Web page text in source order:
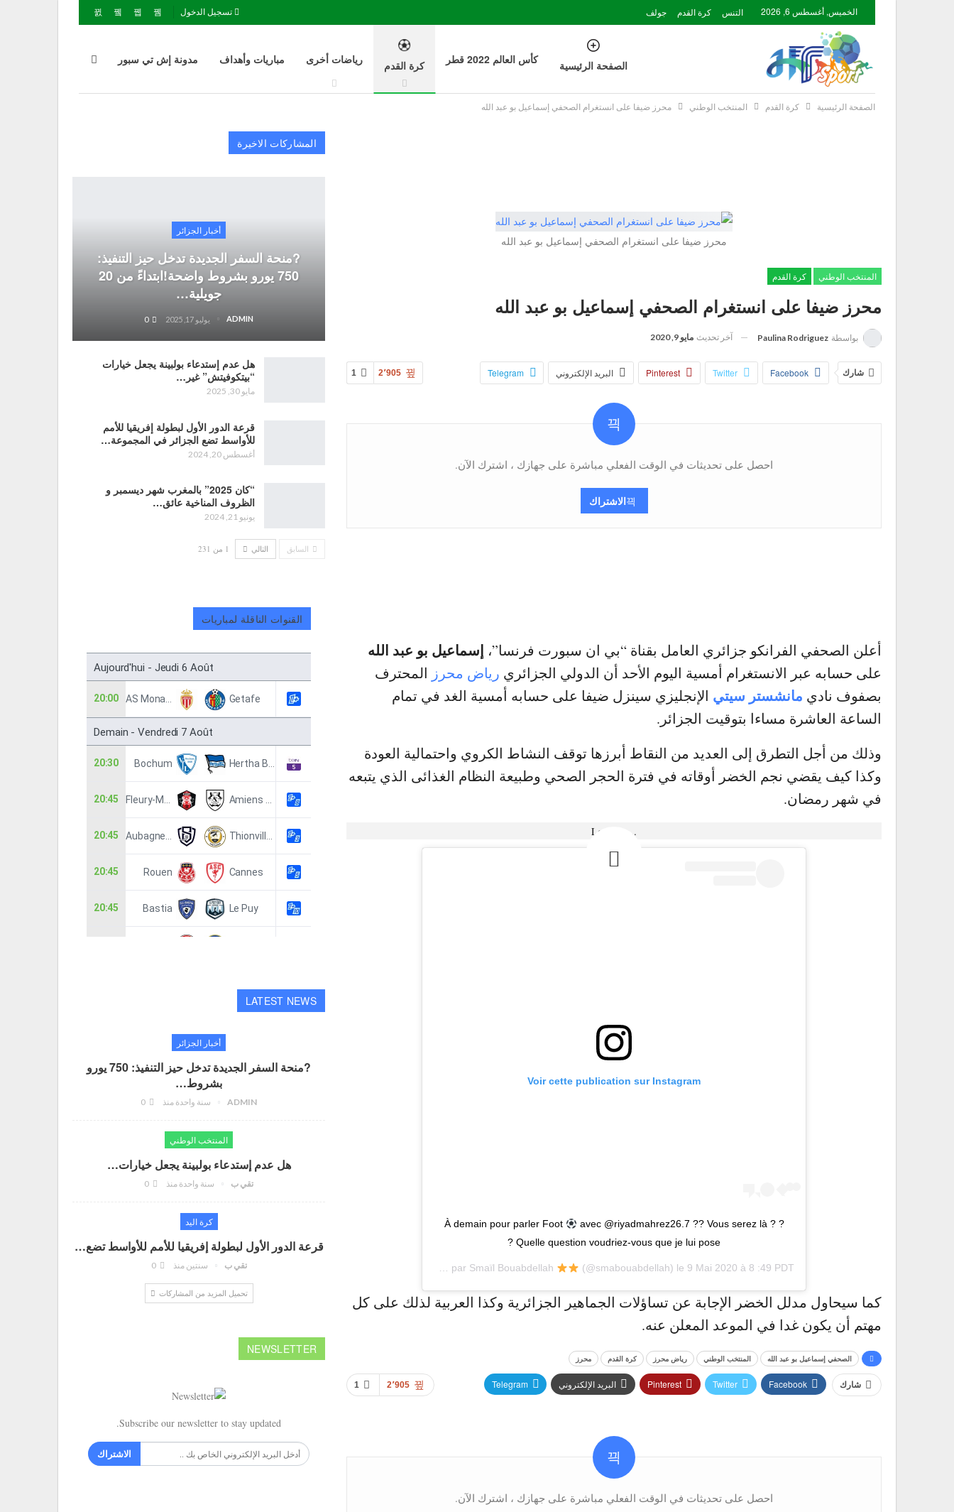
تسجيل الدخول الخميس, أغسطس 6, 2026 التنس كرة القدم جولف
الصفحة الرئيسية كأس العالم 2022 قطر كرة القدم رياضات أخرى مباريات وأهداف مدونة إش تي سبور
الصفحة الرئيسية كرة القدم المنتخب الوطني محرز ضيفا على انستغرام الصحفي إسماعيل بو عبد الله
محرز ضيفا على انستغرام الصحفي إسماعيل بو عبد الله
المنتخب الوطني كرة القدم
محرز ضيفا على انستغرام الصحفي إسماعيل بو عبد الله
بواسطة Paulina Rodriguez آخر تحديث مايو 9, 2020
1 2٬905 شارك Facebook
Twitter
Pinterest البريد الإلكتروني Telegram
احصل على تحديثات في الوقت الفعلي مباشرة على جهازك ، اشترك الآن.
الاشتراك
أعلن الصحفي الفرانكو جزائري العامل بقناة “بي ان سبورت فرنسا”، إسماعيل بو عبد الله
على حسابه عبر الانستغرام أمسية اليوم الأحد أن الدولي الجزائري رياض محرز المحترف
بصفوف نادي مانشستر سيتي الإنجليزي سينزل ضيفا على حسابه أمسية الغد في تمام
الساعة العاشرة مساءا بتوقيت الجزائر.
وذلك من أجل التطرق إلى العديد من النقاط أبرزها توقف النشاط الكروي واحتمالية العودة
وكذا كيف يقضي نجم الخضر أوقاته في فترة الحجر الصحي وطبيعة النظام الغذائى الذي يتبعه
في شهر رمضان.
Loading...
Voir cette publication sur Instagram
? À demain pour parler Foot
avec @riyadmahrez26.7 ?? Vous serez là ?
Quelle question voudriez-vous que je lui pose ?
Une publication partagée par Smaïl Bouabdellah (@smabouabdellah) le 9 Mai 2020 à 8 :49 PDT
كما سيحاول مدلل الخضر الإجابة عن تساؤلات الجماهير الجزائرية وكذا العربية لذلك على كل
مهتم أن يكون غدا في الموعد المعلن عنه.
الصحفي إسماعيل بو عبد الله المنتخب الوطني رياض محرز كرة القدم محرز
1 2٬905 شارك Facebook
Twitter
Pinterest البريد الإلكتروني Telegram
احصل على تحديثات في الوقت الفعلي مباشرة على جهازك ، اشترك الآن.
المشاركات الاخيرة
أخبار الجزائر
?منحة السفر الجديدة تدخل حيز التنفيذ:
750 يورو بشروط واضحة!ابتداءً من 20
جويلية…
ADMIN يوليو 17, 2025 0
هل عدم إستدعاء بولبينة يجعل خيارات
“بيتكوفيتش” غير…
مايو 30, 2025
قرعة الدور الأول لبطولة إفريقيا للأمم
للأواسط تضع الجزائر في المجموعة…
أغسطس 20, 2024
“كان 2025” بالمغرب شهر ديسمبر و
الظروف المناخية عائق…
يونيو 21, 2024
السابق التالي 1 من 231
القنوات الناقلة لمباريات
LATEST NEWS
أخبار الجزائر
?منحة السفر الجديدة تدخل حيز التنفيذ: 750 يورو
بشروط…
ADMIN سنة واحدة منذ
المنتخب الوطني
هل عدم إستدعاء بولبينة يجعل خيارات…
تقي ب سنة واحدة منذ
كرة اليد
قرعة الدور الأول لبطولة إفريقيا للأمم للأواسط تضع…
تقي ب سنتين منذ 0
تحميل المزيد من المشاركات
NEWSLETTER
Subscribe our newsletter to stay updated.
الاشتراك